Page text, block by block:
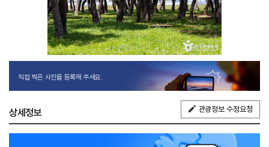
직접 찍은 사진을 등록해 주세요.
상세정보 관광정보 수정요청